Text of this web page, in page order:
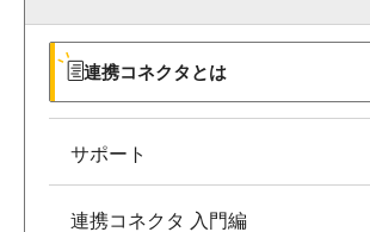
連携コネクタとは
サポート
連携コネクタ 入門編